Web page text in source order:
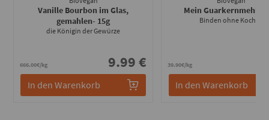
Vanille Bourbon im Glas,
gemahlen- 15g
die Königin der Gewürze
666.00€/kg 9.99 €
In den Warenkorb
Mein Guarkernmehl
Binden ohne Kochen
39.90€/kg
In den Warenkorb